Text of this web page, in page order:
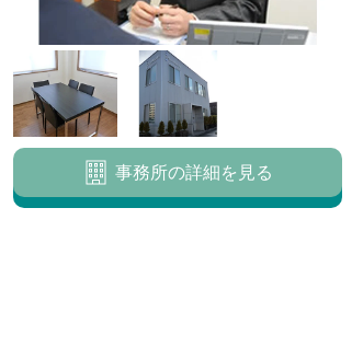
事務所の詳細を見る